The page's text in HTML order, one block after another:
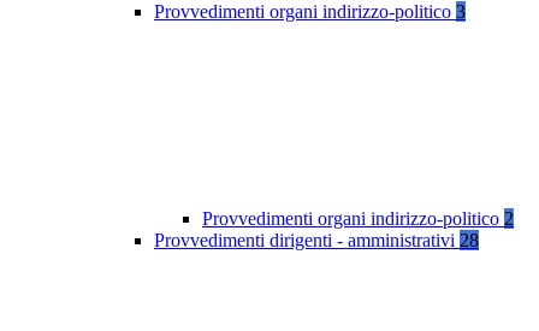
Provvedimenti organi indirizzo-politico 3
Provvedimenti organi indirizzo-politico 2
Provvedimenti dirigenti - amministrativi 28